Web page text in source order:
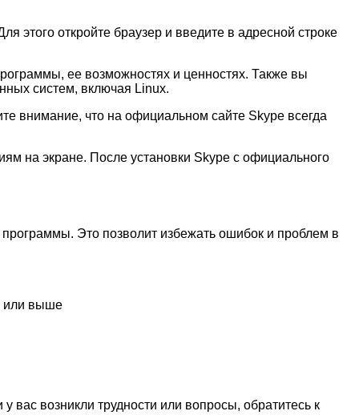
этого откройте браузер и введите в адресной строке
ее возможностях и ценностях. Также вы
систем, включая Linux.
внимание, что на официальном сайте Skype всегда
на экране. После установки Skype с официального
Это позволит избежать ошибок и проблем в
или выше
вас возникли трудности или вопросы, обратитесь к